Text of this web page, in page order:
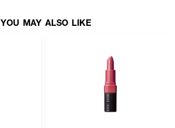
YOU MAY ALSO LIKE